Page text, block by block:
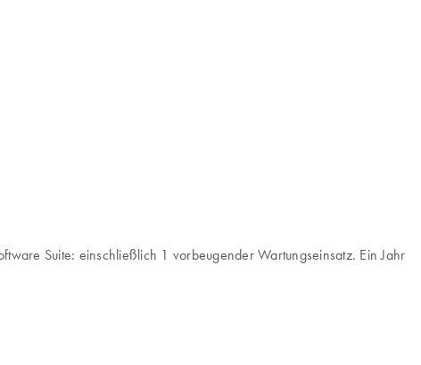
Suite: einschließlich 1 vorbeugender Wartungseinsatz. Ein Jahr